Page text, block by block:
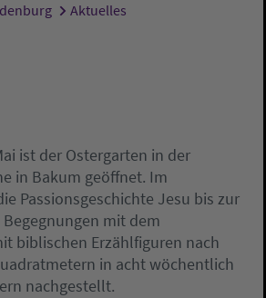
Aktuelles
ist der Ostergarten in der
in Bakum geöffnet. Im
Passionsgeschichte Jesu bis zur
mit dem
biblischen Erzählfiguren nach
in acht wöchentlich
nachgestellt.